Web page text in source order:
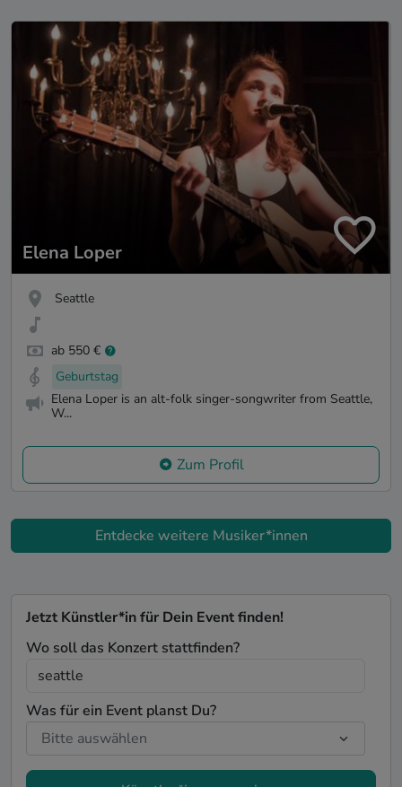
Elena Loper
Seattle
ab 550 €
Geburtstag
Elena Loper is an alt-folk singer-songwriter from Seattle,
W...
Zum Profil
Entdecke weitere Musiker*innen
Jetzt Künstler*in für Dein Event finden!
Wo soll das Konzert stattfinden?
Was für ein Event planst Du?